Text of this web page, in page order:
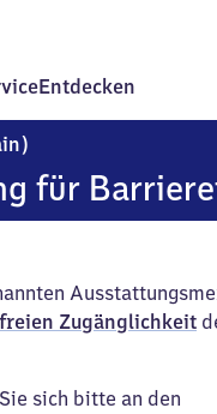
Entdecken
für
Zugänglichkeit
sich bitte an den